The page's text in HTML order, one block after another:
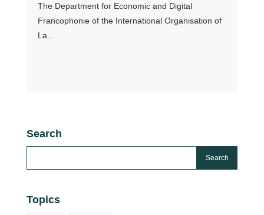
The Department for Economic and Digital
Francophonie of the International Organisation of
La...
Search
Topics